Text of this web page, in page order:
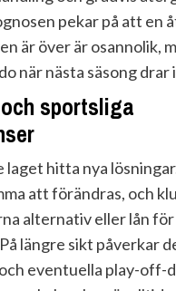
pekar på att en
är över är osannolik,
när nästa säsong drar
sportsliga
laget hitta nya
att förändras, och
alternativ eller lån
längre sikt påverkar
eventuella play-off-